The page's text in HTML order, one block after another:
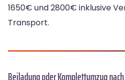
1650€ und 2800€ inklusive
Transport.